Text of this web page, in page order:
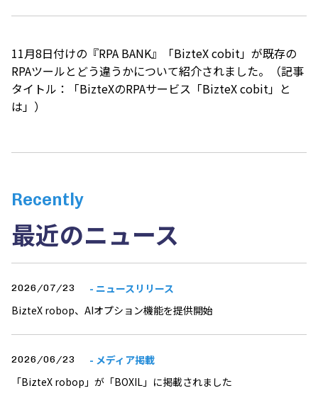
11月8日付けの『RPA BANK』「BizteX cobit」が既存の
RPAツールとどう違うかについて紹介されました。（記事
タイトル：「BizteXのRPAサービス「BizteX cobit」と
は」）
Recently
最近のニュース
2026/07/23
- ニュースリリース
BizteX robop、AIオプション機能を提供開始
2026/06/23
- メディア掲載
「BizteX robop」が「BOXIL」に掲載されました